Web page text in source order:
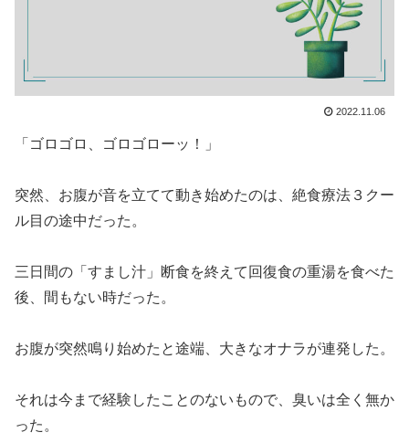
2022.11.06
「ゴロゴロ、ゴロゴローッ！」
突然、お腹が音を立てて動き始めたのは、絶食療法３クー
ル目の途中だった。
三日間の「すまし汁」断食を終えて回復食の重湯を食べた
後、間もない時だった。
お腹が突然鳴り始めたと途端、大きなオナラが連発した。
それは今まで経験したことのないもので、臭いは全く無か
った。